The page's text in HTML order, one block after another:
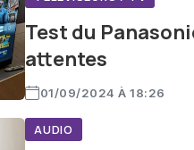
Test du
attentes
01/09/2024 À 18:26
AUDIO